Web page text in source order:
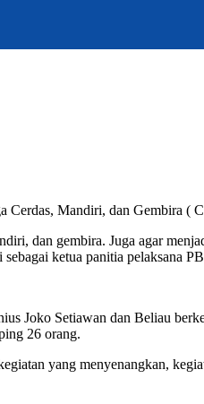
Cerdas, Mandiri, dan Gembira (
dan gembira. Juga agar
ketua panitia pelaksana
Joko Setiawan dan Beliau
26 orang.
yang menyenangkan,